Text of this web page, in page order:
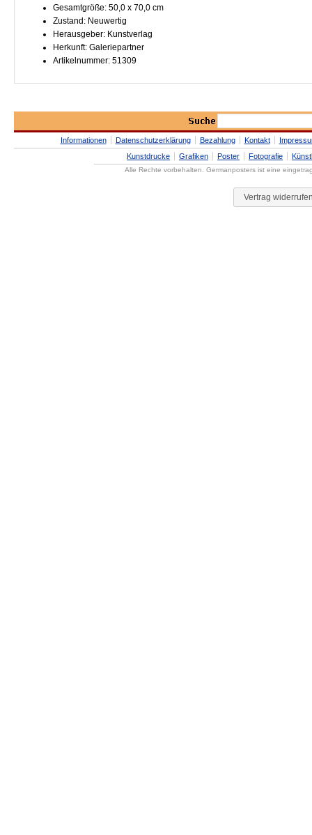
Gesamtgröße: 50,0 x 70,0 cm
Zustand: Neuwertig
Herausgeber: Kunstverlag
Herkunft: Galeriepartner
Artikelnummer: 51309
Informationen Datenschutzerklärung Bezahlung Kontakt
Kunstdrucke
Grafiken Poster Fotografie
Alle Rechte vorbehalten. Germanposters ist eine
Vertrag